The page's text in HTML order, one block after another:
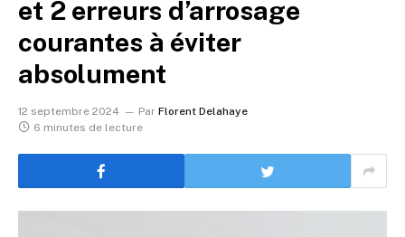
et 2 erreurs d’arrosage
courantes à éviter
absolument
12 septembre 2024 Par Florent Delahaye
6 minutes de lecture